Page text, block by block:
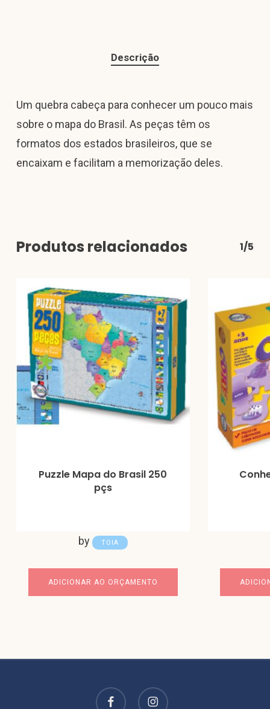
Descrição
Um quebra cabeça para conhecer um pouco mais
sobre o mapa do Brasil. As peças têm os
formatos dos estados brasileiros, que se
encaixam e facilitam a memorização deles.
Produtos relacionados 1/5
Puzzle Mapa do Brasil 250
pçs
by TOIA
ADICIONAR AO ORÇAMENTO
facebook instagram